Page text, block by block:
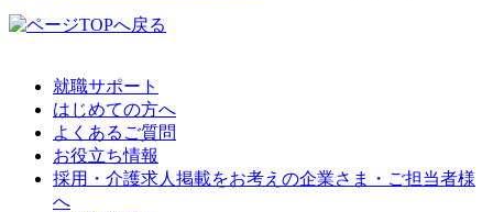
就職サポート
はじめての方へ
よくあるご質問
お役立ち情報
採用・介護求人掲載をお考えの企業さま・ご担当者様
へ